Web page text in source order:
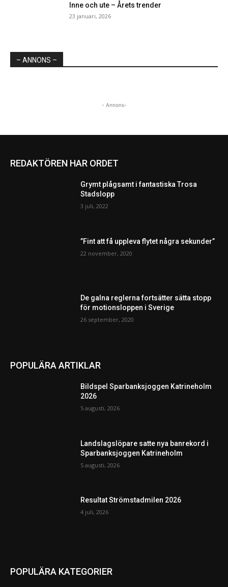
Inne och ute – Årets trender
23 januari, 2026
– ANNONS –
- Annons-
REDAKTÖREN HAR ORDET
Grymt plågsamt i fantastiska Trosa
Stadslopp
3 juli, 2022
”Fint att få uppleva flytet några sekunder”
22 november, 2020
De galna reglerna fortsätter sätta stopp
för motionsloppen i Sverige
26 september, 2020
POPULÄRA ARTIKLAR
Bildspel Sparbanksjoggen Katrineholm
2026
5 augusti, 2026
Landslagslöpare satte nya banrekord i
Sparbanksjoggen Katrineholm
5 augusti, 2026
Resultat Strömstadmilen 2026
4 juli, 2026
POPULÄRA KATEGORIER